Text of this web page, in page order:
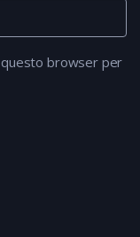
questo browser per